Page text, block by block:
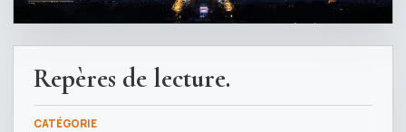
Repères de lecture.
CATÉGORIE